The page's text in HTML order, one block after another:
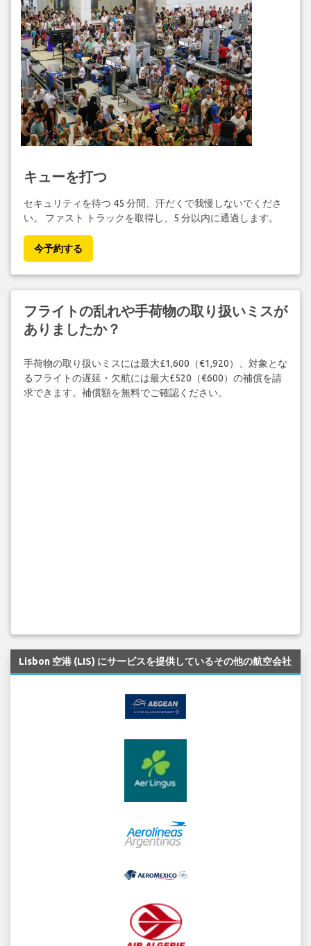
キューを打つ
セキュリティを待つ 45 分間、汗だくで我慢しないでくださ
い。 ファスト トラックを取得し、5 分以内に通過します。
今予約する
フライトの乱れや手荷物の取り扱いミスが
ありましたか？
手荷物の取り扱いミスには最大£1,600（€1,920）、対象とな
るフライトの遅延・欠航には最大£520（€600）の補償を請
求できます。補償額を無料でご確認ください。
Lisbon 空港 (LIS) にサービスを提供しているその他の航空会社